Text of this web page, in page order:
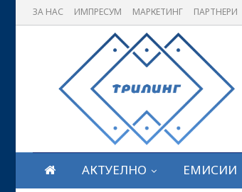
ЗА НАС ИМПРЕСУМ МАРКЕТИНГ ПАРТНЕРИ
АКТУЕЛНО ЕМИСИИ